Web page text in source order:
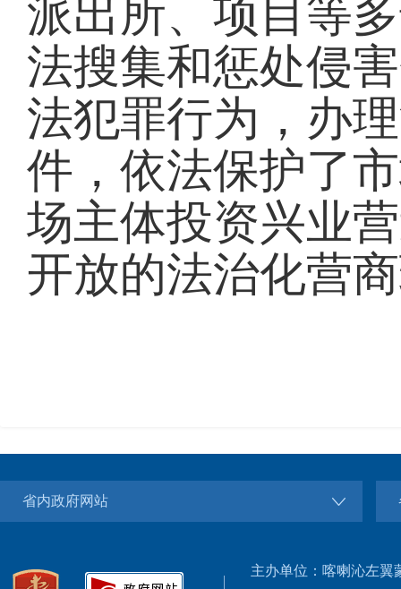
派出所、项目等
法搜集和惩处侵
法犯罪行为，办
件，依法保护了
场主体投资兴业
开放的法治化营
省内政府网站
主办单位：喀喇沁左翼